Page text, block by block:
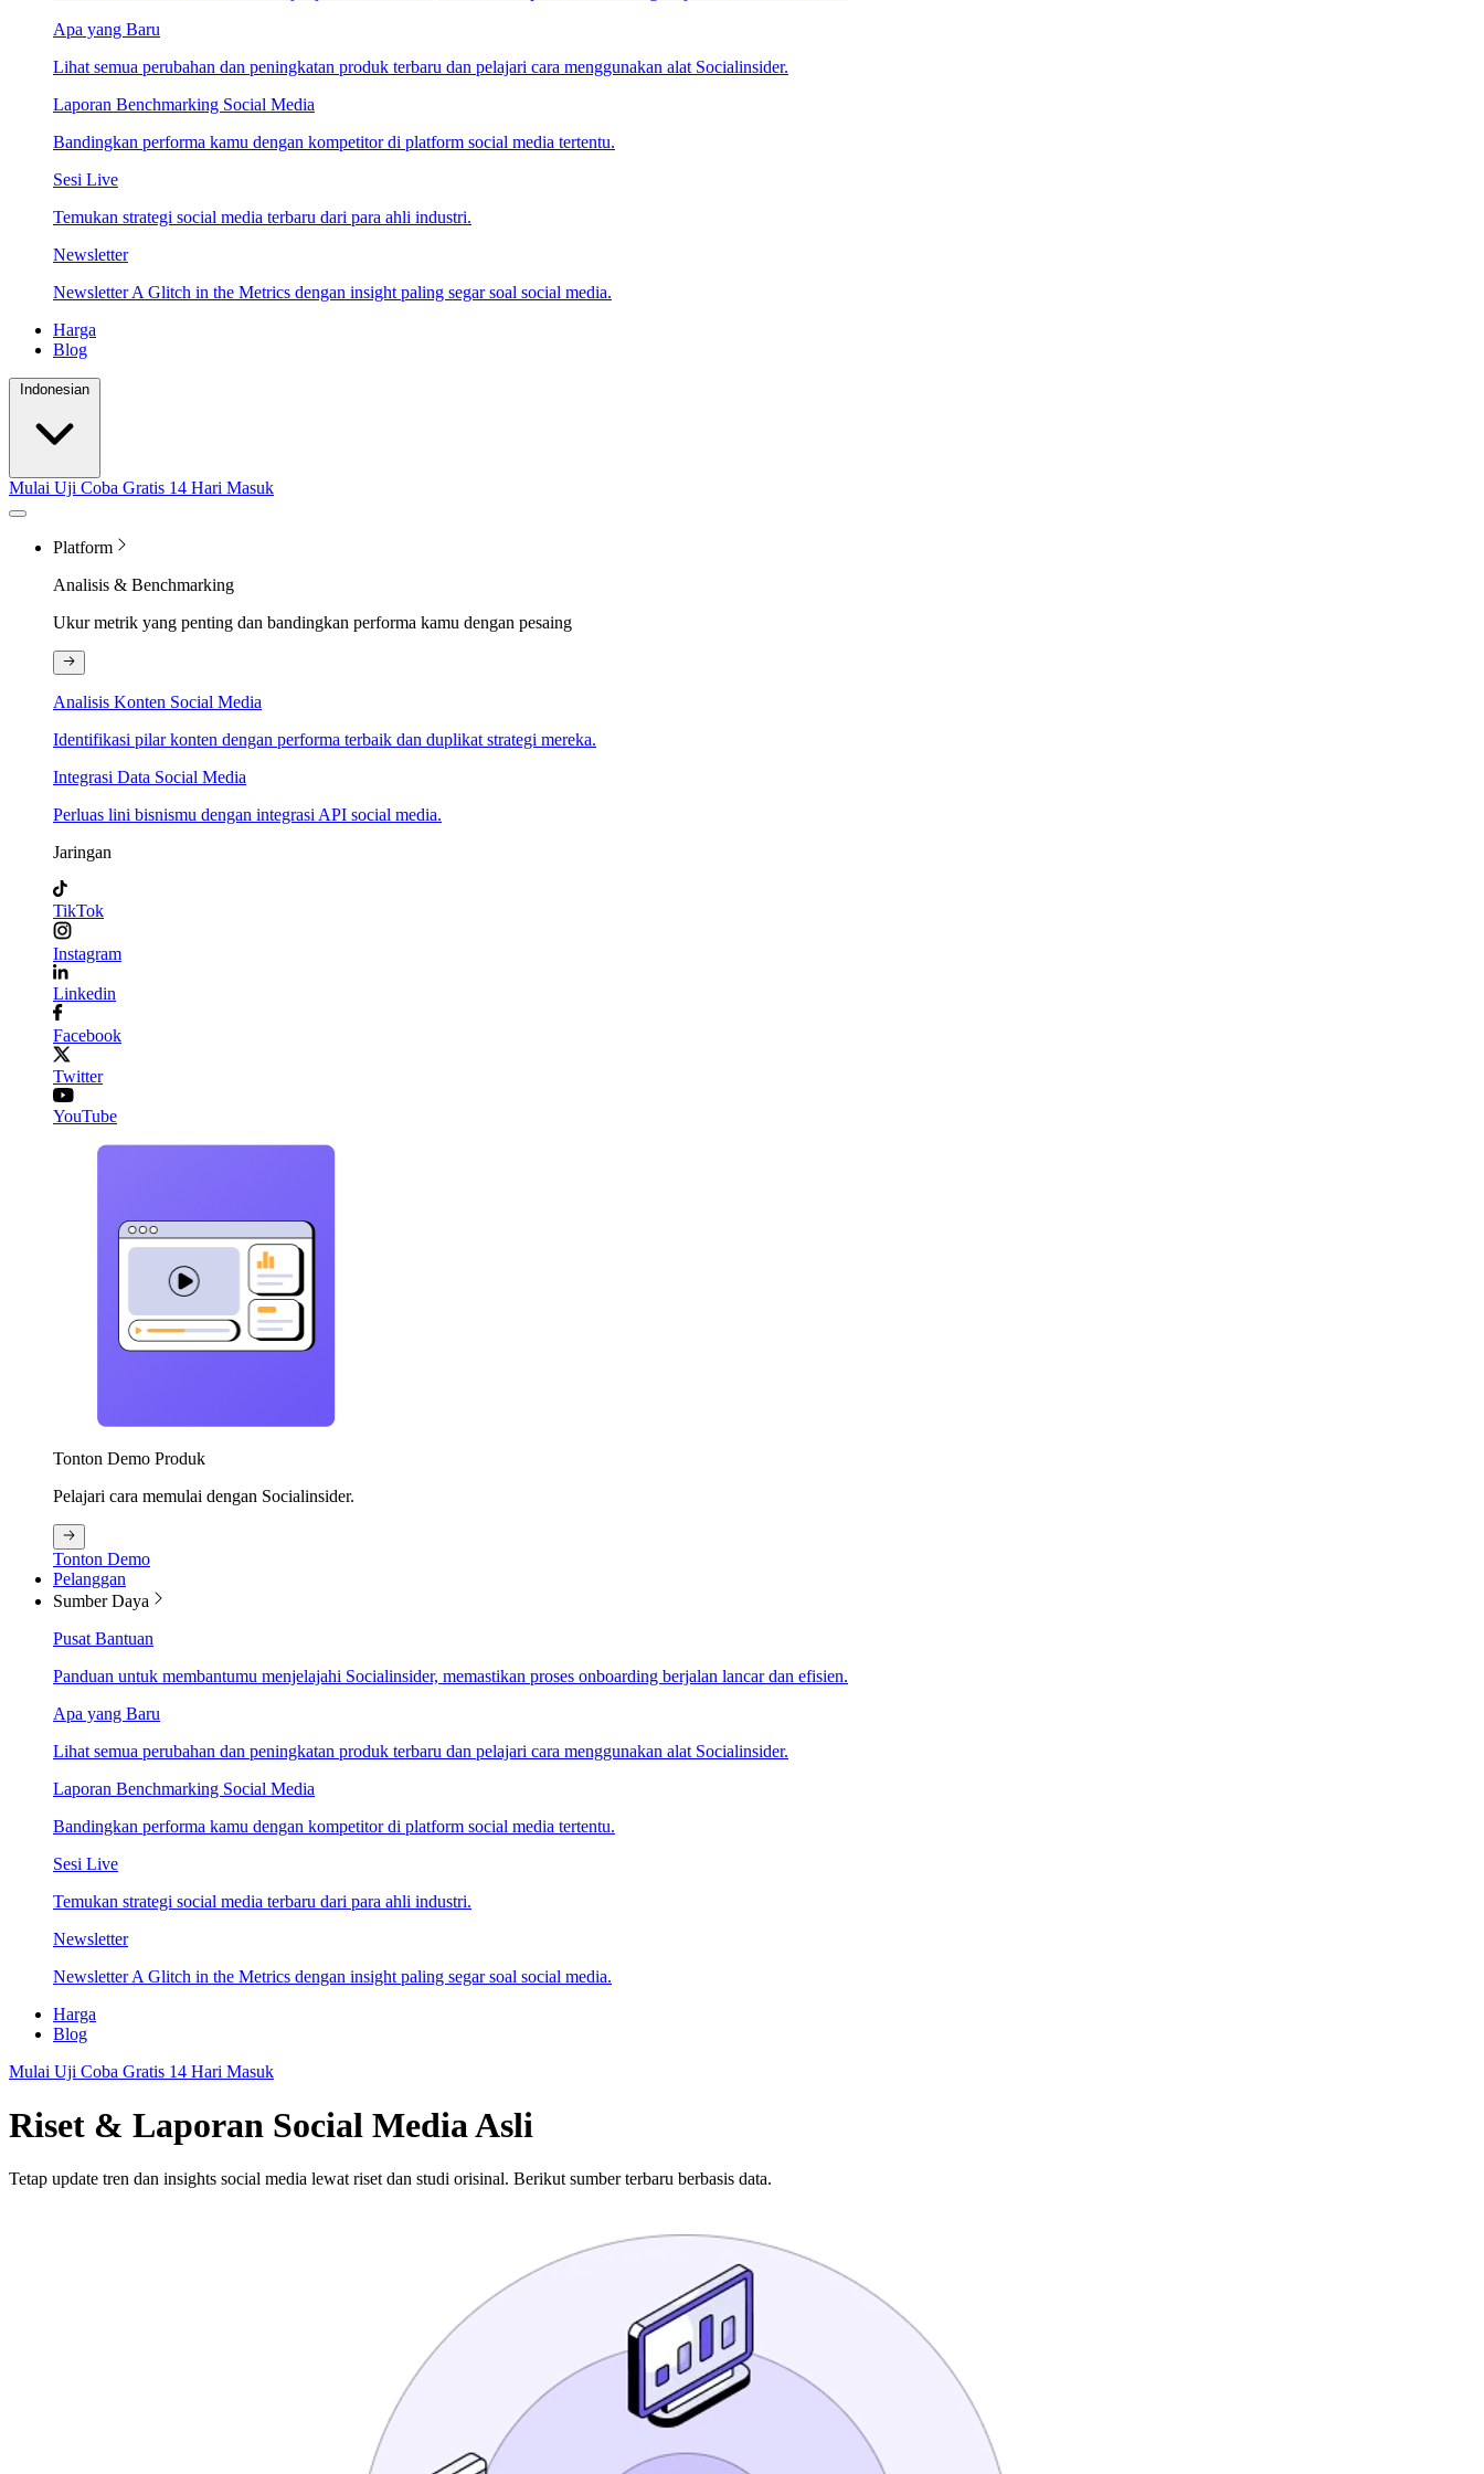
Apa yang Baru
Lihat semua perubahan dan peningkatan produk terbaru dan pelajari cara menggunakan alat Socialinsider.
Laporan Benchmarking Social Media
Bandingkan performa kamu dengan kompetitor di platform social media tertentu.
Sesi Live
Temukan strategi social media terbaru dari para ahli industri.
Newsletter
Newsletter A Glitch in the Metrics dengan insight paling segar soal social media.
Harga
Blog
Mulai Uji Coba Gratis 14 Hari Masuk
Platform
Analisis & Benchmarking
Ukur metrik yang penting dan bandingkan performa kamu dengan pesaing
Analisis Konten Social Media
Identifikasi pilar konten dengan performa terbaik dan duplikat strategi mereka.
Integrasi Data Social Media
Perluas lini bisnismu dengan integrasi API social media.
Jaringan
TikTok
Instagram
Linkedin
Facebook
Twitter
YouTube
Tonton Demo Produk
Pelajari cara memulai dengan Socialinsider.
Tonton Demo
Pelanggan
Sumber Daya
Pusat Bantuan
Panduan untuk membantumu menjelajahi Socialinsider, memastikan proses onboarding berjalan lancar dan efisien.
Apa yang Baru
Lihat semua perubahan dan peningkatan produk terbaru dan pelajari cara menggunakan alat Socialinsider.
Laporan Benchmarking Social Media
Bandingkan performa kamu dengan kompetitor di platform social media tertentu.
Sesi Live
Temukan strategi social media terbaru dari para ahli industri.
Newsletter
Newsletter A Glitch in the Metrics dengan insight paling segar soal social media.
Harga
Blog
Mulai Uji Coba Gratis 14 Hari Masuk
Riset & Laporan Social Media Asli
Tetap update tren dan insights social media lewat riset dan studi orisinal. Berikut sumber terbaru berbasis data.